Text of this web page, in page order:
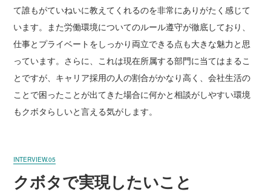
て誰もがていねいに教えてくれるのを非常にありがたく感じて
います。また労働環境についてのルール遵守が徹底しており、
仕事とプライベートをしっかり両立できる点も大きな魅力と思
っています。さらに、これは現在所属する部門に当てはまるこ
とですが、キャリア採用の人の割合がかなり高く、会社生活の
ことで困ったことが出てきた場合に何かと相談がしやすい環境
もクボタらしいと言える気がします。
INTERVIEW.05
クボタで実現したいこと